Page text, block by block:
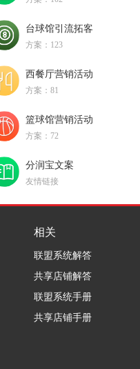
台球馆引流拓客
方案：123
西餐厅营销活动
方案：81
篮球馆营销活动
方案：72
分润宝文案
友情链接
相关
联盟系统解答
共享店铺解答
联盟系统手册
共享店铺手册